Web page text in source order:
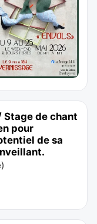
Stage de chant
pour
de sa
)